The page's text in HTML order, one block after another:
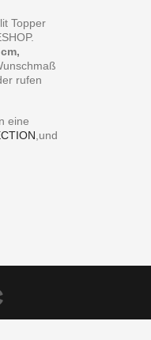
Topper
rufen
eine
,und